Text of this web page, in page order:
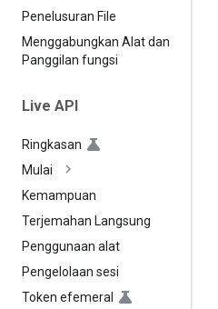
Penelusuran File
Menggabungkan Alat dan
Panggilan fungsi
Live API
Ringkasan
Mulai
Kemampuan
Terjemahan Langsung
Penggunaan alat
Pengelolaan sesi
Token efemeral